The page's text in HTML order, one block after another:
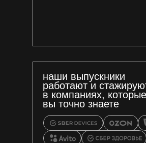
наши выпускники
работают и
в компаниях, которые
вы точно знаете